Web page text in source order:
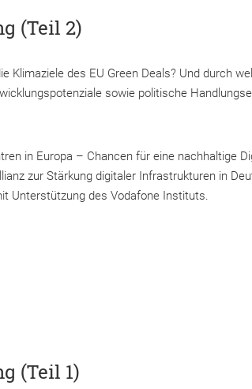
(Teil 2)
Klimaziele des EU Green Deals? Und durch
sowie politische
in Europa – Chancen für eine nachhaltige
zur Stärkung digitaler Infrastrukturen in
Unterstützung des Vodafone Instituts.
(Teil 1)